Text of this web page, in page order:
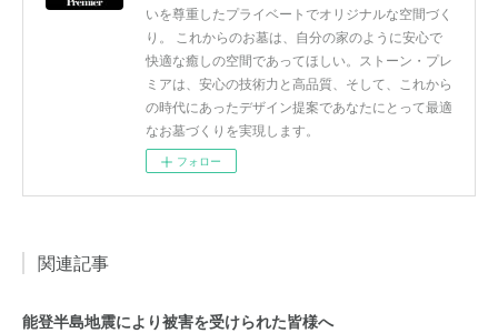
いを尊重したプライベートでオリジナルな空間づく
り。 これからのお墓は、自分の家のように安心で
快適な癒しの空間であってほしい。ストーン・プレ
ミアは、安心の技術力と高品質、そして、これから
の時代にあったデザイン提案であなたにとって最適
なお墓づくりを実現します。
フォロー
関連記事
能登半島地震により被害を受けられた皆様へ